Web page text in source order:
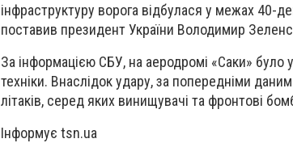
інфраструктуру ворога відбулася у межах 40-
поставив президент України Володимир
За інформацією СБУ, на аеродромі «Саки» було
техніки. Внаслідок удару, за попередніми
літаків, серед яких винищувачі та фронтові
Інформує tsn.ua